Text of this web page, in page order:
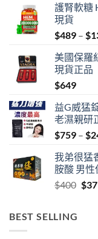
護腎軟糖
現貨
$489 – $
美國保羅
現貨正品
$649
益G威猛
老濕親研
$759 – $
我弟很猛
胺酸 男
$400 $
BEST SELLING